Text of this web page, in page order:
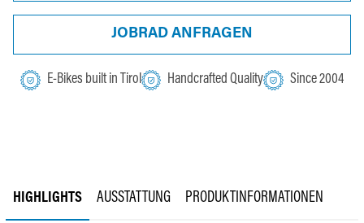
JOBRAD ANFRAGEN
E-Bikes built in Tirol Handcrafted Quality Since 2004
HIGHLIGHTS AUSSTATTUNG PRODUKTINFORMATIONEN